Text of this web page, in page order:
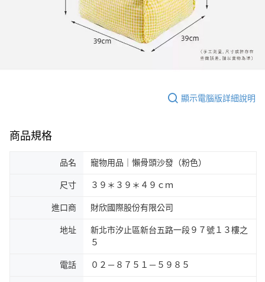
顯示電腦版詳細說明
商品規格
品名 寵物用品｜懶骨頭沙發（粉色）
尺寸 ３９＊３９＊４９ｃｍ
進口商 財欣國際股份有限公司
地址
新北市汐止區新台五路一段９７號１３樓之
５
電話 ０２－８７５１－５９８５